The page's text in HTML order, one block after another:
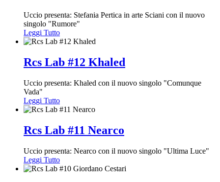
Uccio presenta: Stefania Pertica in arte Sciani con il nuovo
singolo "Rumore"
Leggi Tutto
Rcs Lab #12 Khaled
Uccio presenta: Khaled con il nuovo singolo "Comunque
Vada"
Leggi Tutto
Rcs Lab #11 Nearco
Uccio presenta: Nearco con il nuovo singolo "Ultima Luce"
Leggi Tutto